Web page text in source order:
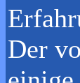
Der